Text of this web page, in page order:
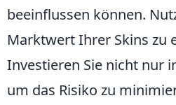
beeinflussen können.
Marktwert Ihrer Skins zu
Investieren Sie nicht nur
um das Risiko zu